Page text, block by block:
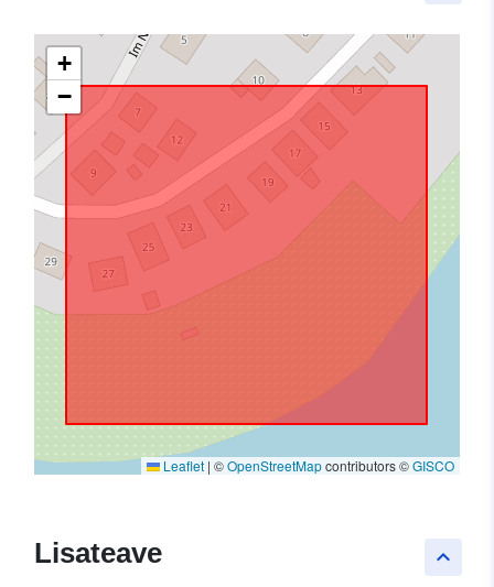
+
−
Leaflet | ©OpenStreetMapcontributors ©GISCO
keyboard_arrow_up
Lisateave